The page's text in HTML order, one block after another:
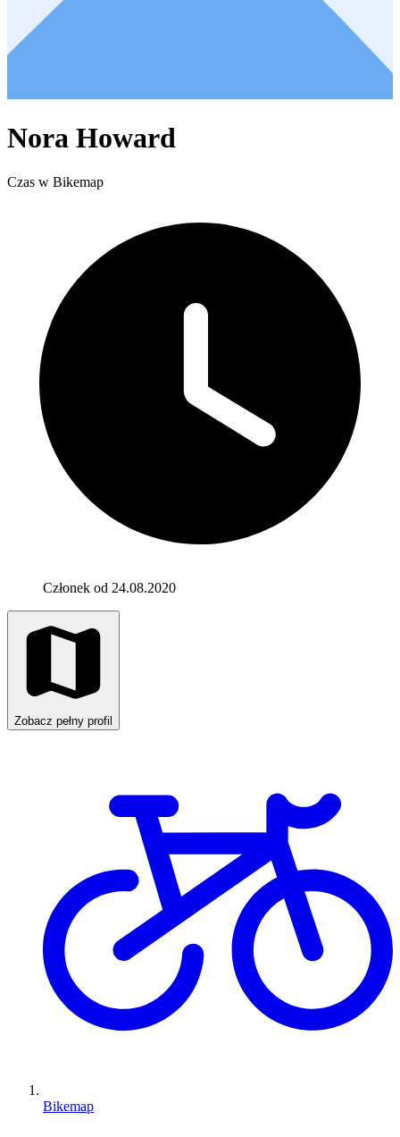
Nora Howard
Czas w Bikemap
Członek od 24.08.2020
Zobacz pełny profil
Bikemap